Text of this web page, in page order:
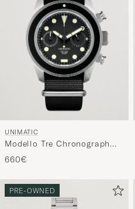
UNIMATIC
Modello Tre Chronograph
Watch
660€
PRE-OWNED